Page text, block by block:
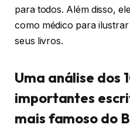
para todos. Além disso,
como médico para
seus livros.
Uma análise dos
importantes
mais famoso do